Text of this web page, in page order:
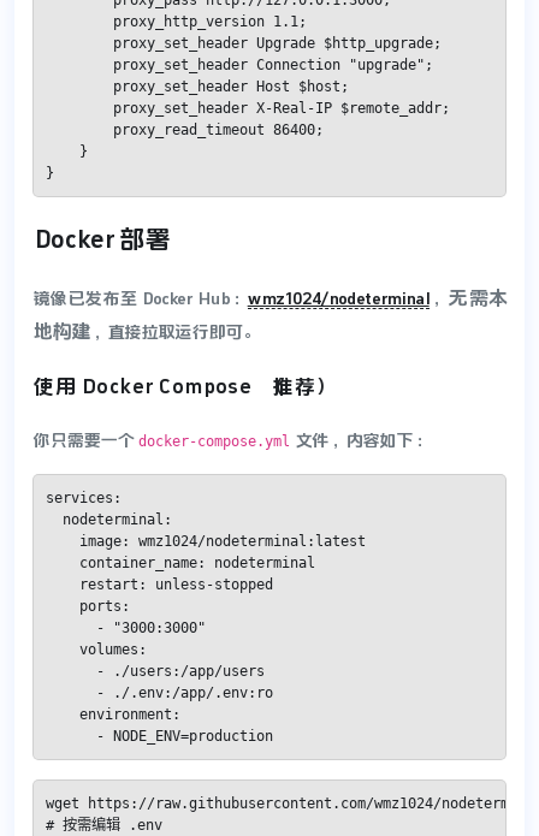
        proxy_http_version 1.1;
        proxy_set_header Upgrade $http_upgrade;
        proxy_set_header Connection "upgrade";
        proxy_set_header Host $host;
        proxy_set_header X-Real-IP $remote_addr;
        proxy_read_timeout 86400;
    }
}
Docker 部署
镜像已发布至 Docker Hub： wmz1024/nodeterminal，​ 无需本
地构建 ​，直接拉取运行即可。
使用 Docker Compose（推荐）
你只需要一个 docker-compose.yml 文件，内容如下：
services:
  nodeterminal:
    image: wmz1024/nodeterminal:latest
    container_name: nodeterminal
    restart: unless-stopped
    ports:
      - "3000:3000"
    volumes:
      - ./users:/app/users
      - ./.env:/app/.env:ro
    environment:
      - NODE_ENV=production
wget https://raw.githubusercontent.com/wmz1024/
# 按需编辑 .env